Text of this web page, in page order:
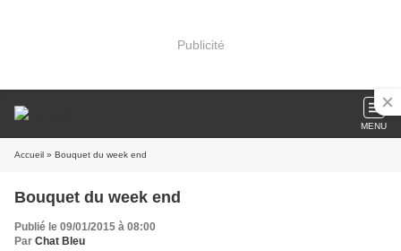
Publicité
MENU
Accueil » Bouquet du week end
Bouquet du week end
Publié le 09/01/2015 à 08:00
Par Chat Bleu